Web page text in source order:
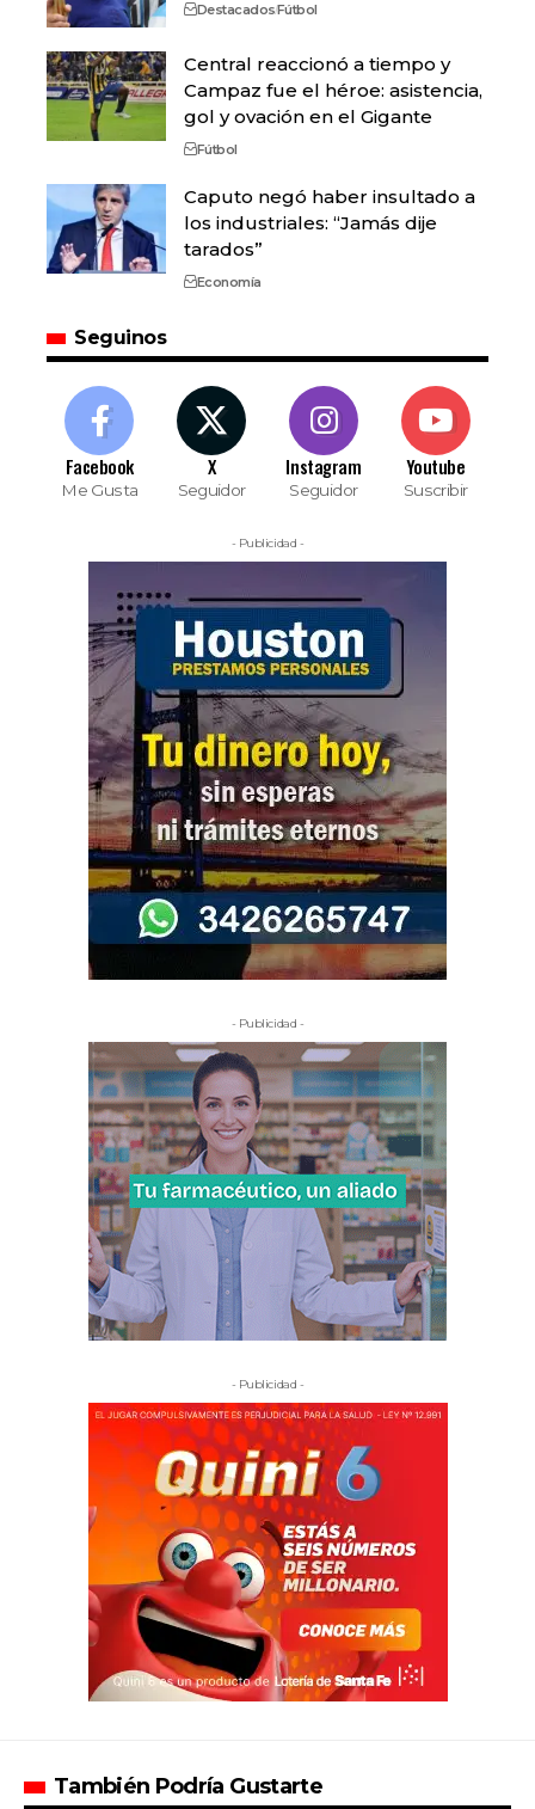
DestacadosFútbol
Central reaccionó a tiempo y
Campaz fue el héroe: asistencia,
gol y ovación en el Gigante
Fútbol
Caputo negó haber insultado a
los industriales: “Jamás dije
tarados”
Economía
Seguinos
Facebook
Me Gusta
X
Seguidor
Instagram
Seguidor
Youtube
Suscribir
- Publicidad -
- Publicidad -
- Publicidad -
También Podría Gustarte